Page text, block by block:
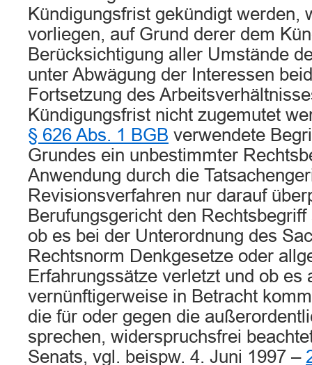
Kündigungsfrist gekündigt werden,
vorliegen, auf Grund derer dem
Berücksichtigung aller Umstände
unter Abwägung der Interessen
Fortsetzung des
Kündigungsfrist nicht zugemutet
§ 626 Abs. 1 BGB verwendete
Grundes ein unbestimmter
Anwendung durch die
Revisionsverfahren nur darauf
Berufungsgericht den
ob es bei der Unterordnung des
Rechtsnorm Denkgesetze oder
Erfahrungssätze verletzt und ob es
vernünftigerweise in Betracht
die für oder gegen die
sprechen, widerspruchsfrei
Senats, vgl. beispw. 4. Juni 1997 –